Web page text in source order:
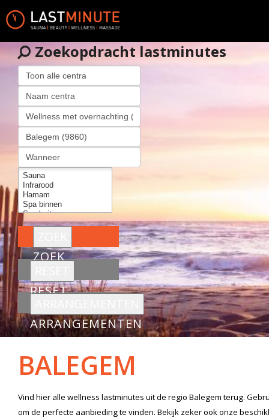
Zoekopdracht lastminutes
ZOEK
RESET
ARRANGEMENTEN
BALEGEM
Vind hier alle wellness lastminutes uit de regio Balegemterug.
om de perfecte aanbieding te vinden. Bekijk zeker ook onze